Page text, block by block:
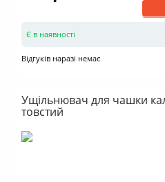
Є в наявності
Відгуків наразі немає
Ущільнювач для чашки
товстий